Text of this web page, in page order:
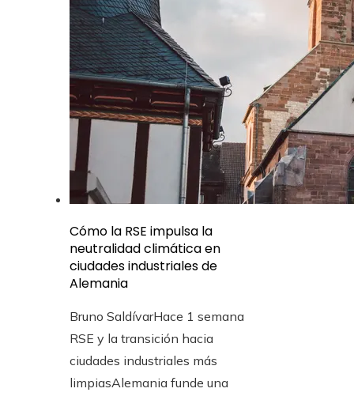
Cómo la RSE impulsa la
neutralidad climática en
ciudades industriales de
Alemania
Bruno SaldívarHace 1 semana
RSE y la transición hacia
ciudades industriales más
limpiasAlemania funde una